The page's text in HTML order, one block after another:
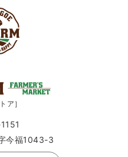
ア］
今福1043-3